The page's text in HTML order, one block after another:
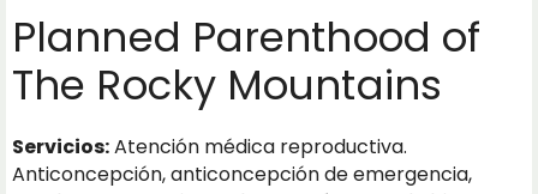
Planned Parenthood of
The Rocky Mountains
Servicios:Atención médica reproductiva.
Anticoncepción, anticoncepción de emergencia,